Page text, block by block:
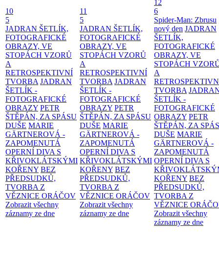
10
5
JADRAN ŠETLÍK,
FOTOGRAFICKÉ
OBRAZY, VE
STOPÁCH VZORŮ
A
RETROSPEKTIVNÍ
TVORBA JADRAN
ŠETLÍK -
FOTOGRAFICKÉ
OBRAZY PETR
ŠTĚPÁN, ZA SPÁSU
DUŠE MARIE
GÄRTNEROVÁ -
ZAPOMENUTÁ
OPERNÍ DIVA S
KŘIVOKLÁTSKÝMI
KOŘENY BEZ
PŘEDSUDKŮ,
TVORBA Z
VĚZNICE ORÁČOV
Zobrazit všechny
záznamy ze dne
11
5
JADRAN ŠETLÍK,
FOTOGRAFICKÉ
OBRAZY, VE
STOPÁCH VZORŮ
A
RETROSPEKTIVNÍ
TVORBA JADRAN
ŠETLÍK -
FOTOGRAFICKÉ
OBRAZY PETR
ŠTĚPÁN, ZA SPÁSU
DUŠE MARIE
GÄRTNEROVÁ -
ZAPOMENUTÁ
OPERNÍ DIVA S
KŘIVOKLÁTSKÝMI
KOŘENY BEZ
PŘEDSUDKŮ,
TVORBA Z
VĚZNICE ORÁČOV
Zobrazit všechny
záznamy ze dne
12
6
Spider-Man: Zbrusu
nový den JADRAN
ŠETLÍK,
FOTOGRAFICKÉ
OBRAZY, VE
STOPÁCH
A
TVORBA
ŠETLÍK -
FOTOGRAFICKÉ
OBRAZY PETR
ŠTĚPÁN, ZA
DUŠE MARIE
GÄRTNEROVÁ -
ZAPOMENUTÁ
OPERNÍ DIVA S
KOŘENY BEZ
PŘEDSUDKŮ,
TVORBA Z
VĚZNICE
Zobrazit všechny
záznamy ze dne